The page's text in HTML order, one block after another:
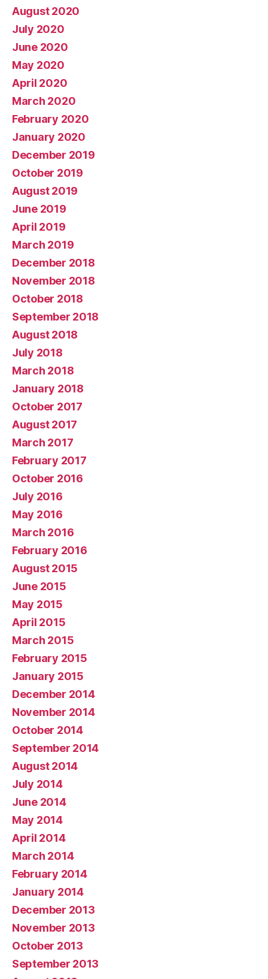
August 2020
July 2020
June 2020
May 2020
April 2020
March 2020
February 2020
January 2020
December 2019
October 2019
August 2019
June 2019
April 2019
March 2019
December 2018
November 2018
October 2018
September 2018
August 2018
July 2018
March 2018
January 2018
October 2017
August 2017
March 2017
February 2017
October 2016
July 2016
May 2016
March 2016
February 2016
August 2015
June 2015
May 2015
April 2015
March 2015
February 2015
January 2015
December 2014
November 2014
October 2014
September 2014
August 2014
July 2014
June 2014
May 2014
April 2014
March 2014
February 2014
January 2014
December 2013
November 2013
October 2013
September 2013